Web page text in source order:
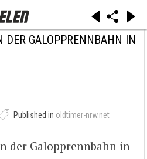
DER GALOPPRENNBAHN IN
Published in oldtimer-nrw.net
der Galopprennbahn in